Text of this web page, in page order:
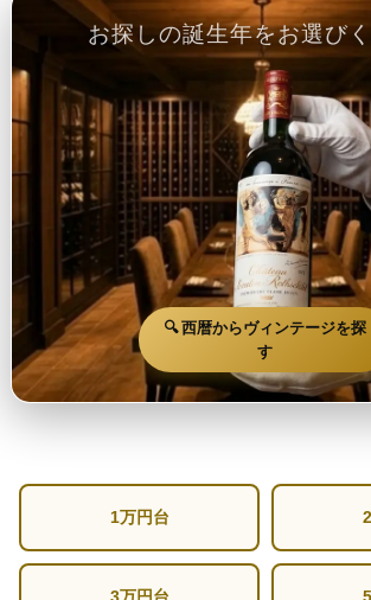
お探しの誕生年をお選び
🔍 西暦からヴィンテージを探
す
1万円台